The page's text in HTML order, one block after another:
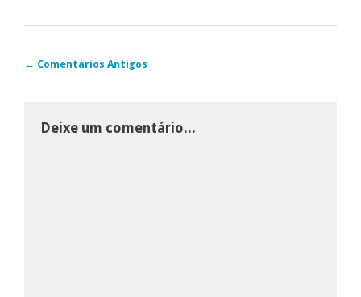
← Comentários Antigos
Deixe um comentário...